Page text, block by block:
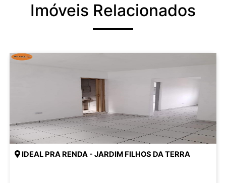
Imóveis Relacionados
IDEAL PRA RENDA - JARDIM FILHOS DA TERRA